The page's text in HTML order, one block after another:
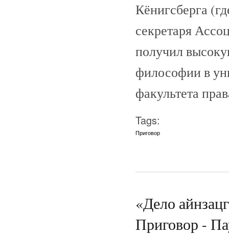
Кёнигсберга
секретаря
получил
философии в
факультета
Tags:
Приговор
«Дело
Приговор -